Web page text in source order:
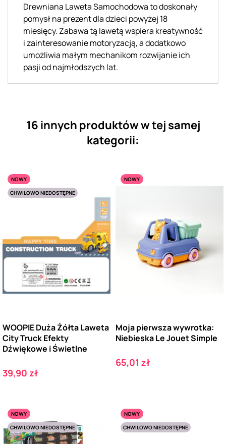
Drewniana Laweta Samochodowa to doskonały
pomysł na prezent dla dzieci powyżej 18
miesięcy. Zabawa tą lawetą wspiera kreatywność
i zainteresowanie motoryzacją, a dodatkowo
umożliwia małym mechanikom rozwijanie ich
pasji od najmłodszych lat.
16 innych produktów w tej samej
kategorii:
NOWY
CHWILOWO NIEDOSTĘPNE
WOOPIE Duża Żółta Laweta
City Truck Efekty
Dźwiękowe i Świetlne
Cena
39,90 zł
NOWY
Moja pierwsza wywrotka:
Niebieska Le Jouet Simple
Cena
65,01 zł
NOWY
CHWILOWO NIEDOSTĘPNE
NOWY
CHWILOWO NIEDOSTĘPNE